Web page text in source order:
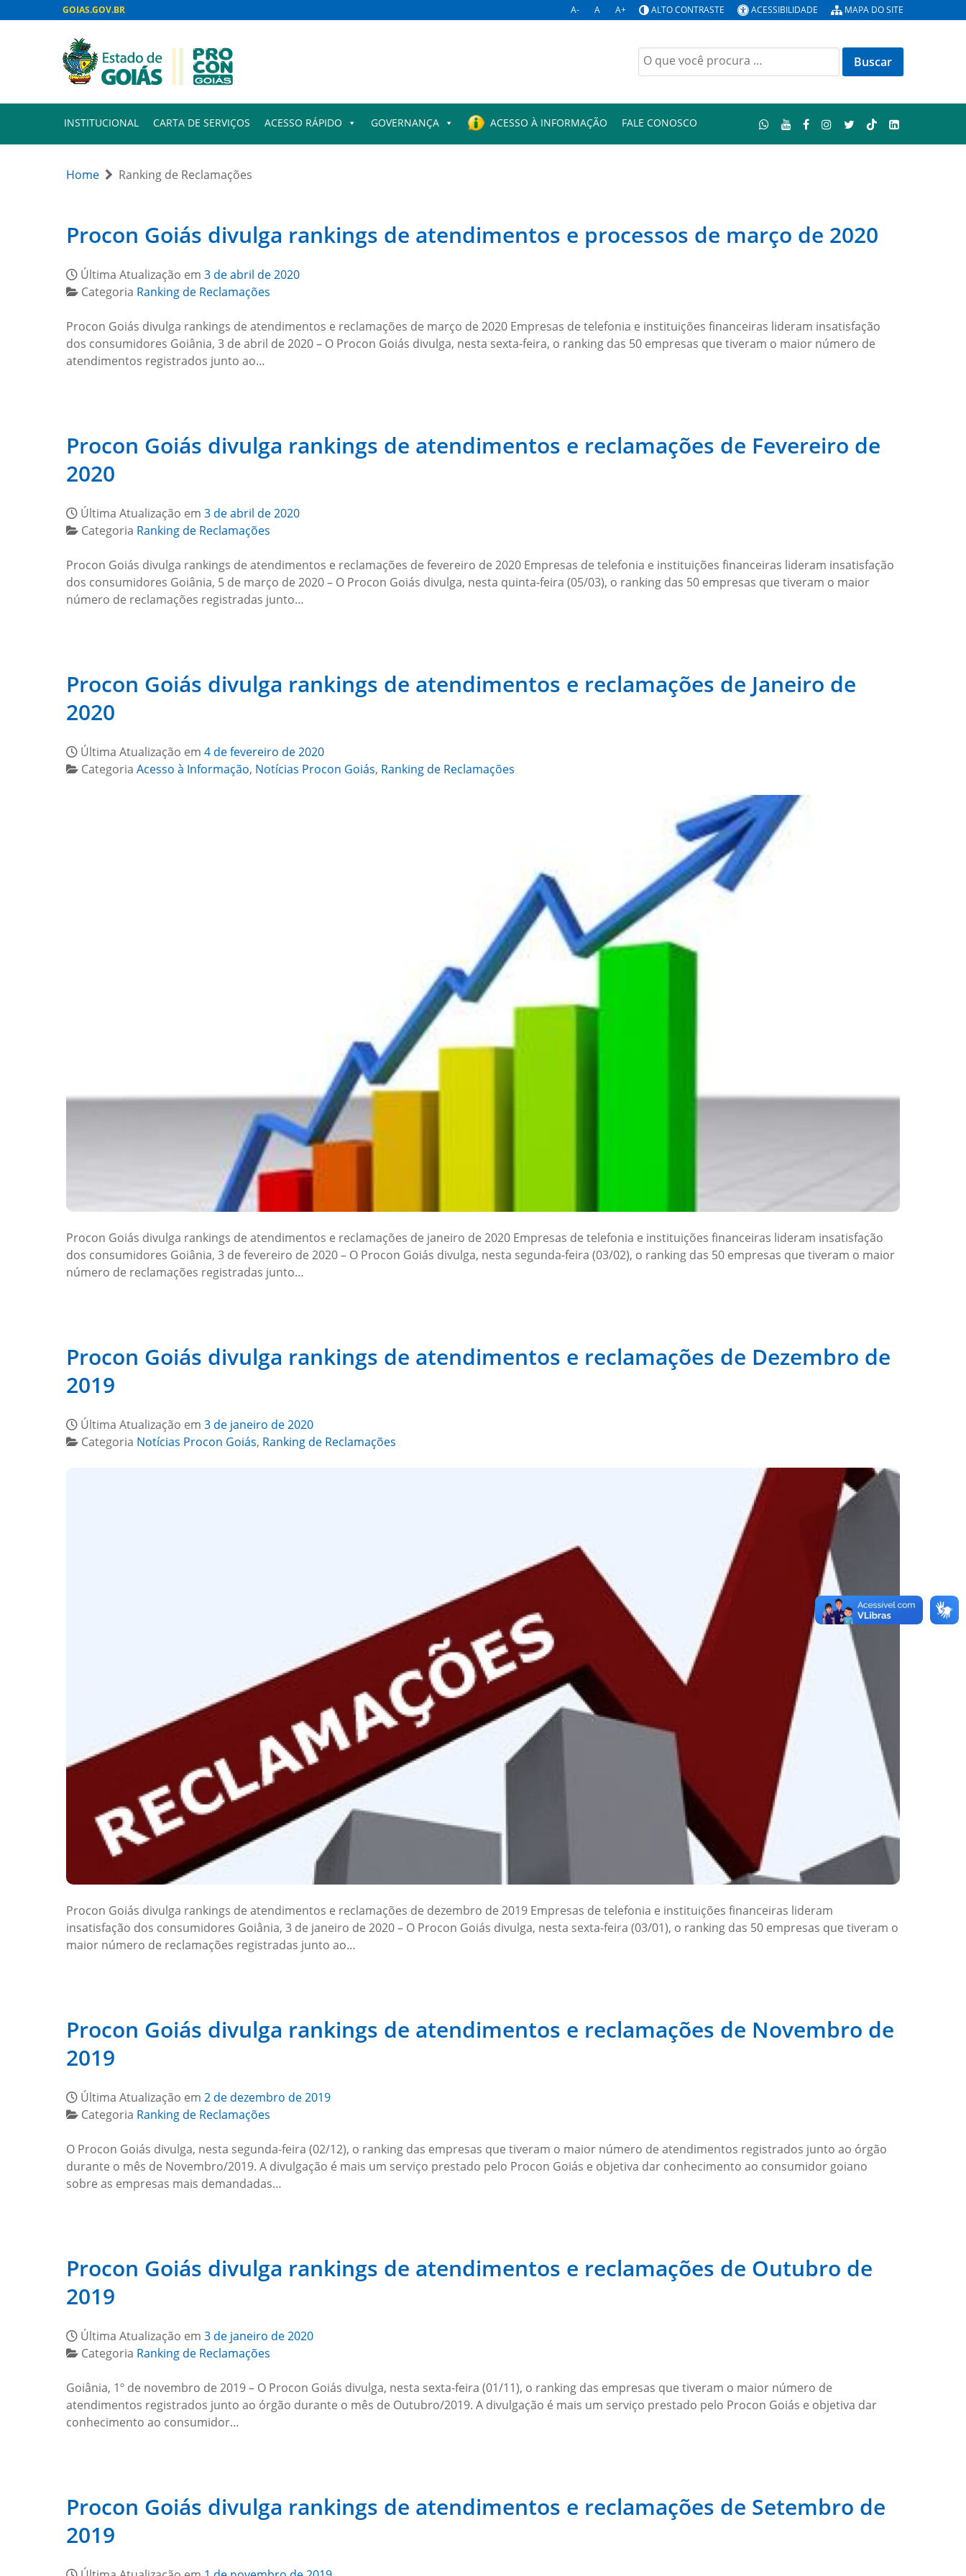
GOIAS.GOV.BR A- A A+ ALTO CONTRASTE ACESSIBILIDADE MAPA DO SITE
Buscar
por:
INSTITUCIONAL CARTA DE SERVIÇOS ACESSO RÁPIDO GOVERNANÇA ACESSO À INFORMAÇÃO FALE CONOSCO
Home Ranking de Reclamações
Procon Goiás divulga rankings de atendimentos e processos de março de 2020
Última Atualização em 3 de abril de 2020
Categoria Ranking de Reclamações
Procon Goiás divulga rankings de atendimentos e reclamações de março de 2020 Empresas de telefonia e instituições financeiras lideram insatisfação
dos consumidores Goiânia, 3 de abril de 2020 – O Procon Goiás divulga, nesta sexta-feira, o ranking das 50 empresas que tiveram o maior número de
atendimentos registrados junto ao…
Procon Goiás divulga rankings de atendimentos e reclamações de Fevereiro de
2020
Última Atualização em 3 de abril de 2020
Categoria Ranking de Reclamações
Procon Goiás divulga rankings de atendimentos e reclamações de fevereiro de 2020 Empresas de telefonia e instituições financeiras lideram insatisfação
dos consumidores Goiânia, 5 de março de 2020 – O Procon Goiás divulga, nesta quinta-feira (05/03), o ranking das 50 empresas que tiveram o maior
número de reclamações registradas junto…
Procon Goiás divulga rankings de atendimentos e reclamações de Janeiro de
2020
Última Atualização em 4 de fevereiro de 2020
Categoria Acesso à Informação, Notícias Procon Goiás, Ranking de Reclamações
Procon Goiás divulga rankings de atendimentos e reclamações de janeiro de 2020 Empresas de telefonia e instituições financeiras lideram insatisfação
dos consumidores Goiânia, 3 de fevereiro de 2020 – O Procon Goiás divulga, nesta segunda-feira (03/02), o ranking das 50 empresas que tiveram o maior
número de reclamações registradas junto…
Procon Goiás divulga rankings de atendimentos e reclamações de Dezembro de
2019
Última Atualização em 3 de janeiro de 2020
Categoria Notícias Procon Goiás, Ranking de Reclamações
Procon Goiás divulga rankings de atendimentos e reclamações de dezembro de 2019 Empresas de telefonia e instituições financeiras lideram
insatisfação dos consumidores Goiânia, 3 de janeiro de 2020 – O Procon Goiás divulga, nesta sexta-feira (03/01), o ranking das 50 empresas que tiveram o
maior número de reclamações registradas junto ao…
Procon Goiás divulga rankings de atendimentos e reclamações de Novembro de
2019
Última Atualização em 2 de dezembro de 2019
Categoria Ranking de Reclamações
O Procon Goiás divulga, nesta segunda-feira (02/12), o ranking das empresas que tiveram o maior número de atendimentos registrados junto ao órgão
durante o mês de Novembro/2019. A divulgação é mais um serviço prestado pelo Procon Goiás e objetiva dar conhecimento ao consumidor goiano
sobre as empresas mais demandadas…
Procon Goiás divulga rankings de atendimentos e reclamações de Outubro de
2019
Última Atualização em 3 de janeiro de 2020
Categoria Ranking de Reclamações
Goiânia, 1º de novembro de 2019 – O Procon Goiás divulga, nesta sexta-feira (01/11), o ranking das empresas que tiveram o maior número de
atendimentos registrados junto ao órgão durante o mês de Outubro/2019. A divulgação é mais um serviço prestado pelo Procon Goiás e objetiva dar
conhecimento ao consumidor…
Procon Goiás divulga rankings de atendimentos e reclamações de Setembro de
2019